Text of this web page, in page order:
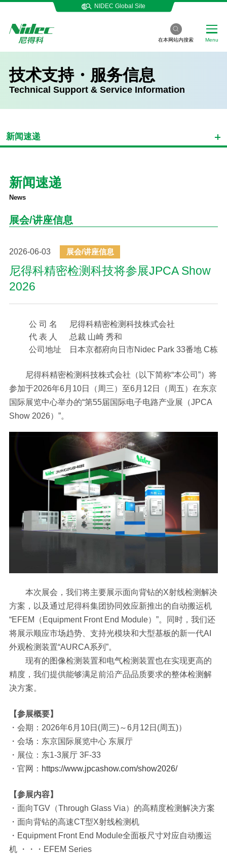
NIDEC Global Site
在本网站内搜索 Menu
技术支持・服务信息
Technical Support & Service Information
新闻速递
新闻速递
News
展会/讲座信息
2026-06-03 展会/讲座信息
尼得科精密检测科技将参展JPCA Show
2026
公 司 名
尼得科精密检测科技株式会社
代 表 人
总裁 山崎 秀和
公司地址
日本京都府向日市Nidec Park 33番地 C栋
尼得科精密检测科技株式会社（以下简称“本公司”）将
参加于2026年6月10日（周三）至6月12日（周五）在东京
国际展览中心举办的“第55届国际电子电路产业展（JPCA
Show 2026）”。
本次展会，我们将主要展示面向背钻的X射线检测解决
方案，以及通过尼得科集团协同效应新推出的自动搬运机
“EFEM（Equipment Front End Module）”。同时，我们还
将展示顺应市场趋势、支持光模块和大型基板的新一代AI
外观检测装置“AURCA系列”。
现有的图像检测装置和电气检测装置也在实现更高的
精度，我们提供能够满足前沿产品品质要求的整体检测解
决方案。
【参展概要】
・会期：2026年6月10日(周三)～6月12日(周五)）
・会场：东京国际展览中心 东展厅
・展位：东1-3展厅 3F-33
・官网： https://www.jpcashow.com/show2026/
【参展内容】
・面向TGV（Through Glass Via）的高精度检测解决方案
・面向背钻的高速CT型X射线检测机
・Equipment Front End Module全面板尺寸对应自动搬运
机 ・・・EFEM Series